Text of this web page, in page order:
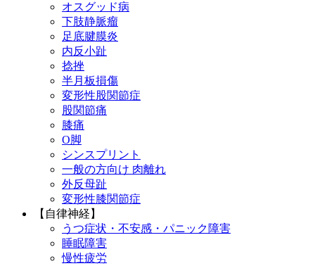
オスグッド病
下肢静脈瘤
足底腱膜炎
内反小趾
捻挫
半月板損傷
変形性股関節症
股関節痛
膝痛
O脚
シンスプリント
一般の方向け 肉離れ
外反母趾
変形性膝関節症
【自律神経】
うつ症状・不安感・パニック障害
睡眠障害
慢性疲労